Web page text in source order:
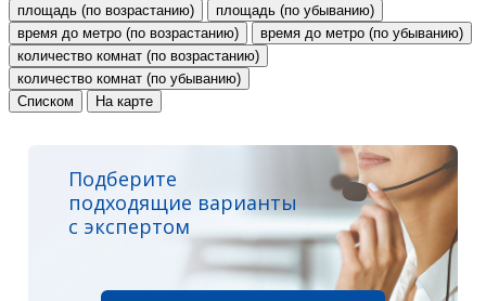
площадь (по возрастанию)
площадь (по убыванию)
время до метро (по возрастанию)
время до метро (по убыванию)
количество комнат (по возрастанию)
количество комнат (по убыванию)
Списком
На карте
Подберите
подходящие варианты
с экспертом